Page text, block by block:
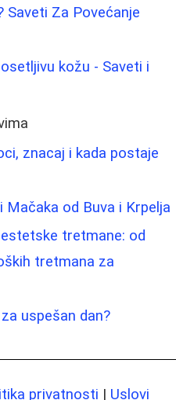
Saveti Za Povećanje
kožu - Saveti i
znacaj i kada postaje
od Buva i Krpelja
tretmane: od
tretmana za
uspešan dan?
privatnosti | Uslovi